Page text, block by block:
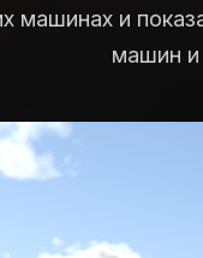
машинах и
машин и